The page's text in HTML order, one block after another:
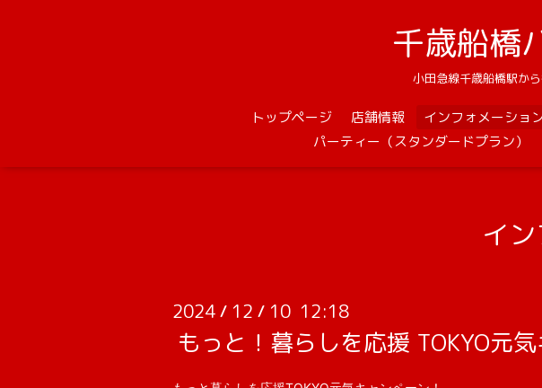
千歳船
小田急線千歳船橋駅か
トップページ 店舗情報 インフォメーショ
パーティー（スタンダードプラン）
イ
2024 / 12 / 10 12:18
もっと！暮らしを応援 TOKYO元